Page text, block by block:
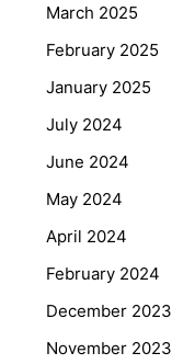
March 2025
February 2025
January 2025
July 2024
June 2024
May 2024
April 2024
February 2024
December 2023
November 2023